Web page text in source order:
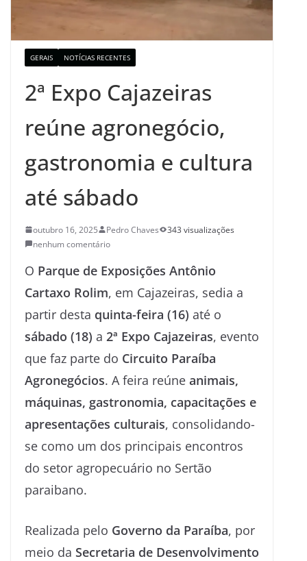
GERAIS NOTÍCIAS RECENTES
2ª Expo Cajazeiras
reúne agronegócio,
gastronomia e cultura
até sábado
outubro 16, 2025 Pedro Chaves
343 visualizações
nenhum comentário
O Parque de Exposições Antônio
Cartaxo Rolim, em Cajazeiras, sedia a
partir desta quinta-feira (16) até o
sábado (18) a 2ª Expo Cajazeiras, evento
que faz parte do Circuito Paraíba
Agronegócios. A feira reúne animais,
máquinas, gastronomia, capacitações e
apresentações culturais, consolidando-
se como um dos principais encontros
do setor agropecuário no Sertão
paraibano.
Realizada pelo Governo da Paraíba, por
meio da Secretaria de Desenvolvimento